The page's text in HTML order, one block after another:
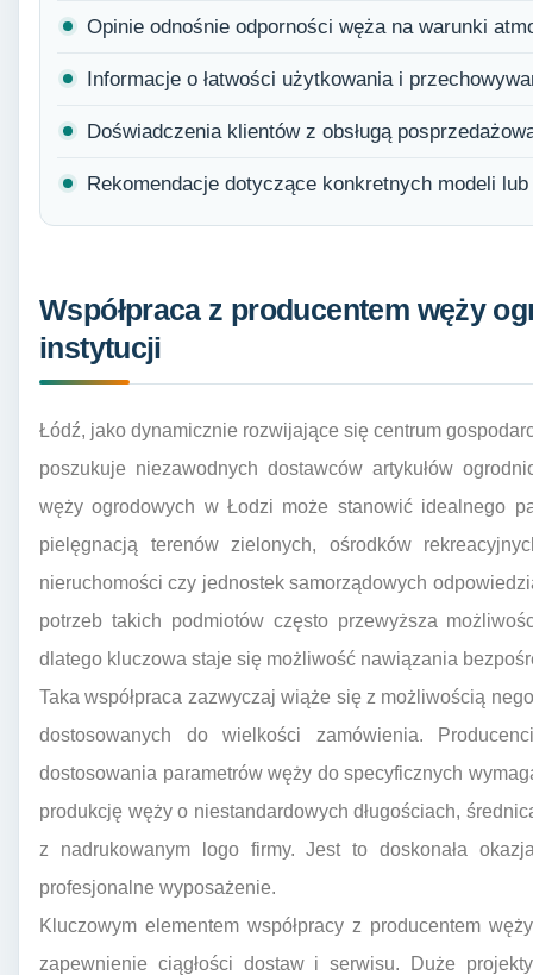
Opinie odnośnie odporności węża na warunki
Informacje o łatwości użytkowania i
Doświadczenia klientów z obsługą
Rekomendacje dotyczące konkretnych modeli
Współpraca z producentem węży
instytucji
Łódź, jako dynamicznie rozwijające się centrum
poszukuje niezawodnych dostawców artykułów
węży ogrodowych w Łodzi może stanowić idealnego
pielęgnacją terenów zielonych, ośrodków
nieruchomości czy jednostek samorządowych
potrzeb takich podmiotów często przewyższa
dlatego kluczowa staje się możliwość nawiązania
Taka współpraca zazwyczaj wiąże się z możliwością
dostosowanych do wielkości zamówienia.
dostosowania parametrów węży do specyficznych
produkcję węży o niestandardowych długościach,
z nadrukowanym logo firmy. Jest to doskonała
profesjonalne wyposażenie.
Kluczowym elementem współpracy z producentem
zapewnienie ciągłości dostaw i serwisu. Duże